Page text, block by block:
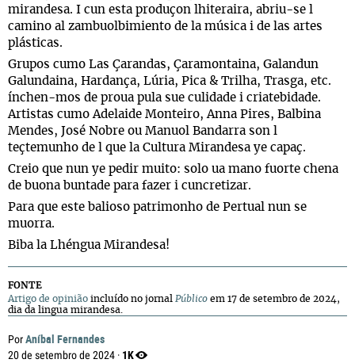
PorAníbal Fernandes
20 de setembro de 2024 · 1K
mirandesa. I cun esta produçon lhiteraira, abriu-se l
camino al zambuolbimiento de la música i de las artes
plásticas.
Grupos cumo Las Çarandas, Çaramontaina, Galandun
Galundaina, Hardança, Lúria, Pica & Trilha, Trasga, etc.
ínchen-mos de proua pula sue culidade i criatebidade.
Artistas cumo Adelaide Monteiro, Anna Pires, Balbina
Mendes, José Nobre ou Manuol Bandarra son l
teçtemunho de l que la Cultura Mirandesa ye capaç.
Creio que nun ye pedir muito: solo ua mano fuorte chena
de buona buntade para fazer i cuncretizar.
Para que este balioso patrimonho de Pertual nun se
muorra.
Biba la Lhéngua Mirandesa!
FONTE
Artigo de opinião incluído no jornal Público em 17 de setembro de 2024,
dia da lingua mirandesa.